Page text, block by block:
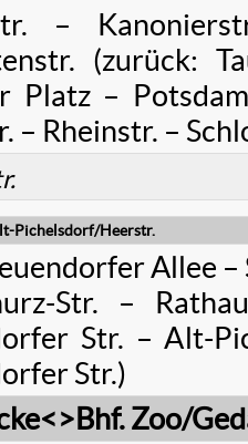
–
(zurück:
Platz –
– Rheinstr. –
Pichelsdorf/Heerstr.
Allee
Str. –
Str. – Alt-
Str.)
Zoo/